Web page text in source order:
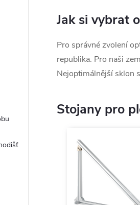
Jak si vybrat
Pro správné zvolení
republika. Pro naši
Nejoptimálnější sklon
Stojany pro